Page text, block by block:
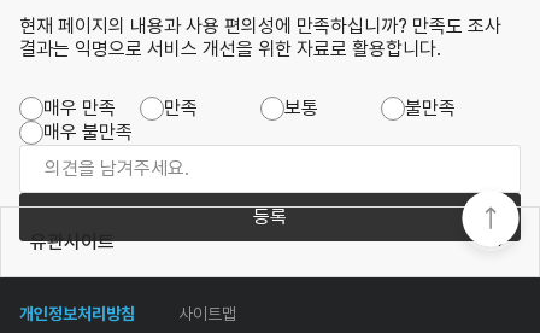
현재 페이지의 내용과 사용 편의성에 만족하십니까? 만족도 조사
결과는 익명으로 서비스 개선을 위한 자료로 활용합니다.
매우 만족 만족 보통
불만족
매우 불만족
등록
개인정보처리방침 사이트맵
유관사이트